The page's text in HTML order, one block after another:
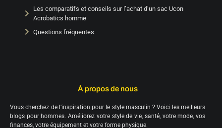
Les comparatifs et conseils sur l’achat d’un sac Ucon
Acrobatics homme
Questions fréquentes
À propos de nous
Vous cherchez de l’inspiration pour le style masculin ? Voici les meilleurs
blogs pour hommes. Améliorez votre style de vie, santé, votre mode, vos
finances, votre équipement et votre forme physique.